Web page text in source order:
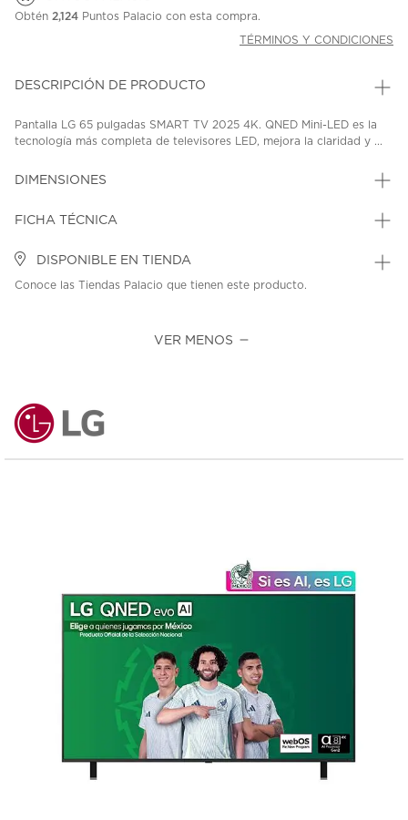
Obtén 2,124 Puntos Palacio con esta compra.
TÉRMINOS Y CONDICIONES
DESCRIPCIÓN DE PRODUCTO
Pantalla LG 65 pulgadas SMART TV 2025 4K. QNED Mini-LED es la
tecnología más completa de televisores LED, mejora la claridad y ...
DIMENSIONES
FICHA TÉCNICA
DISPONIBLE EN TIENDA
Conoce las Tiendas Palacio que tienen este producto.
VER MENOS